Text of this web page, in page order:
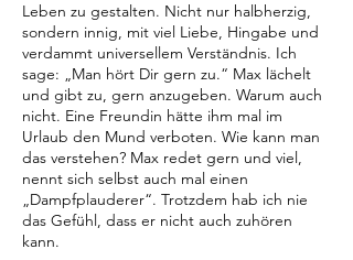
Leben zu gestalten. Nicht nur halbherzig,
sondern innig, mit viel Liebe, Hingabe und
verdammt universellem Verständnis. Ich
sage: „Man hört Dir gern zu.“ Max lächelt
und gibt zu, gern anzugeben. Warum auch
nicht. Eine Freundin hätte ihm mal im
Urlaub den Mund verboten. Wie kann man
das verstehen? Max redet gern und viel,
nennt sich selbst auch mal einen
„Dampfplauderer“. Trotzdem hab ich nie
das Gefühl, dass er nicht auch zuhören
kann.